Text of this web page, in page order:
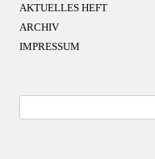
AKTUELLES HEFT
ARCHIV
IMPRESSUM
nach: